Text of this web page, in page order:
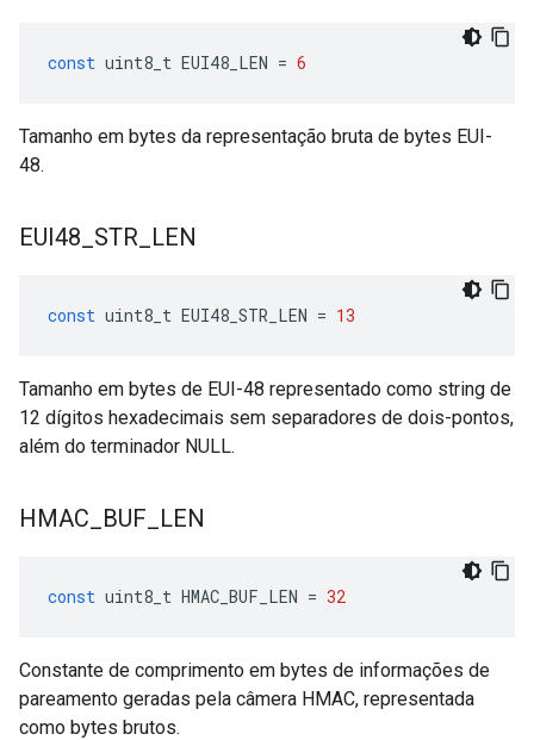
const uint8_t EUI48_LEN = 6
Tamanho em bytes da representação bruta de bytes EUI-
48.
EUI48 STR LEN
const uint8_t EUI48_STR_LEN = 13
Tamanho em bytes de EUI-48 representado como string de
12 dígitos hexadecimais sem separadores de dois-pontos,
além do terminador NULL.
HMAC BUF LEN
const uint8_t HMAC_BUF_LEN = 32
Constante de comprimento em bytes de informações de
pareamento geradas pela câmera HMAC, representada
como bytes brutos.